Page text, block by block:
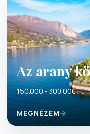
Az arany
150.000 - 300.000 Ft
MEGNÉZEM